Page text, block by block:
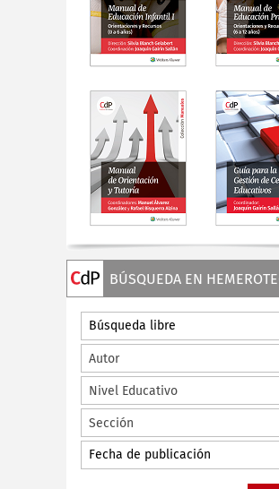
BÚSQUEDA EN
Autor
Nivel Educativo
Sección